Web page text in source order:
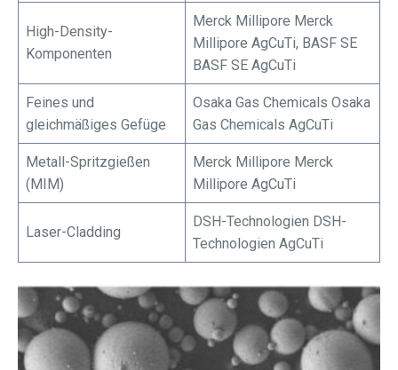
High-Density-
Komponenten
Merck Millipore Merck
Millipore AgCuTi, BASF SE
BASF SE AgCuTi
Feines und
gleichmäßiges Gefüge
Osaka Gas Chemicals Osaka
Gas Chemicals AgCuTi
Metall-Spritzgießen
(MIM)
Merck Millipore Merck
Millipore AgCuTi
Laser-Cladding
DSH-Technologien DSH-
Technologien AgCuTi